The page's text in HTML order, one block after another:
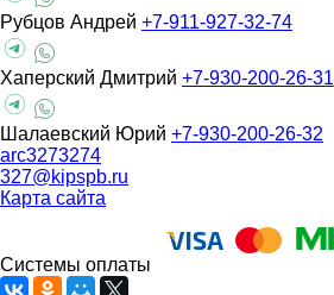
Рубцов Андрей +7-911-927-32-74
Хаперский Дмитрий +7-930-200-26-31
Шалаевский Юрий +7-930-200-26-32
arc3273274
327@kipspb.ru
Карта сайта
Системы оплаты